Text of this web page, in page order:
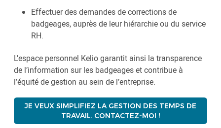
Effectuer des demandes de corrections de
badgeages, auprès de leur hiérarchie ou du service
RH.
L’espace personnel Kelio garantit ainsi la transparence
de l’information sur les badgeages et contribue à
l’équité de gestion au sein de l’entreprise.
JE VEUX SIMPLIFIEZ LA GESTION DES TEMPS DE
TRAVAIL. CONTACTEZ-MOI !